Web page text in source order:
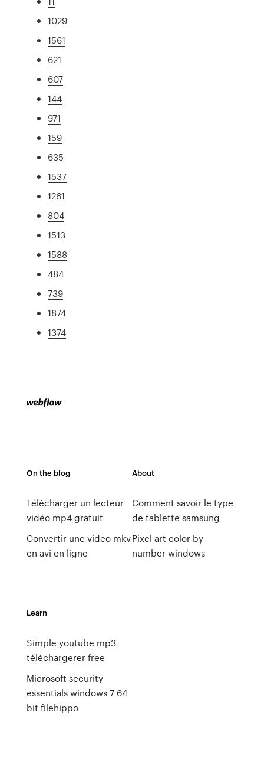
1029
1561
621
607
144
971
159
635
1537
1261
804
1513
1588
484
739
1874
1374
On the blog
Télécharger un lecteur
vidéo mp4 gratuit
Convertir une video mkv
en avi en ligne
About
Comment savoir le type
de tablette samsung
Pixel art color by
number windows
Learn
Simple youtube mp3
téléchargerer free
Microsoft security
essentials windows 7 64
bit filehippo